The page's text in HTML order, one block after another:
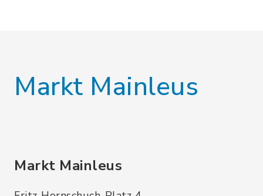
Markt Mainleus
Markt Mainleus